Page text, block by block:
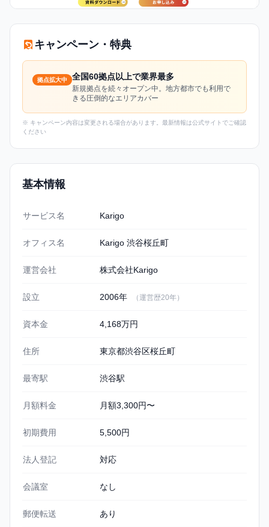
キャンペーン・特典
拠点拡大中 全国60拠点以上で業界最多
新規拠点を続々オープン中。地方都市でも利用で
きる圧倒的なエリアカバー
※ キャンペーン内容は変更される場合があります。最新情報は公式サイトでご確認
ください
基本情報
サービス名
Karigo
オフィス名 Karigo 渋谷桜丘町
運営会社 株式会社Karigo
設立 2006年 （運営歴20年）
資本金 4,168万円
住所 東京都渋谷区桜丘町
最寄駅 渋谷駅
月額料金 月額3,300円〜
初期費用 5,500円
法人登記 対応
会議室 なし
郵便転送 あり